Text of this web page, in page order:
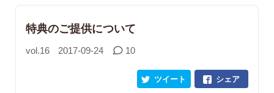
特典のご提供について
vol.16 2017-09-24 10
シェア
ツイート